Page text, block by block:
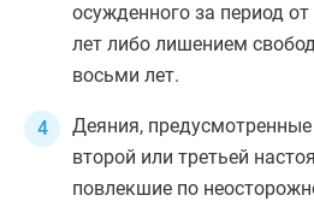
осужденного за период
лет либо лишением
восьми лет.
Деяния, предусмотренные
второй или третьей
повлекшие по